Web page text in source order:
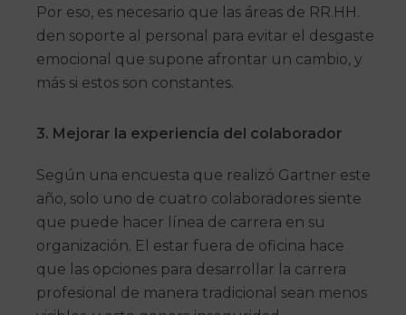
Por eso, es necesario que las áreas de RR.HH.
den soporte al personal para evitar el desgaste
emocional que supone afrontar un cambio, y
más si estos son constantes.
3. Mejorar la experiencia del colaborador
Según una encuesta que realizó Gartner este
año, solo uno de cuatro colaboradores siente
que puede hacer línea de carrera en su
organización. El estar fuera de oficina hace
que las opciones para desarrollar la carrera
profesional de manera tradicional sean menos